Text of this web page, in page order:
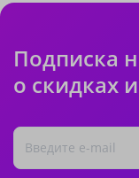
Подписка
о скидках